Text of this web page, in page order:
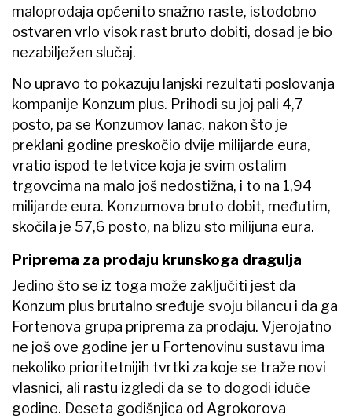
maloprodaja općenito snažno raste, istodobno
ostvaren vrlo visok rast bruto dobiti, dosad je bio
nezabilježen slučaj.
No upravo to pokazuju lanjski rezultati poslovanja
kompanije Konzum plus. Prihodi su joj pali 4,7
posto, pa se Konzumov lanac, nakon što je
preklani godine preskočio dvije milijarde eura,
vratio ispod te letvice koja je svim ostalim
trgovcima na malo još nedostižna, i to na 1,94
milijarde eura. Konzumova bruto dobit, međutim,
skočila je 57,6 posto, na blizu sto milijuna eura.
Priprema za prodaju krunskoga dragulja
Jedino što se iz toga može zaključiti jest da
Konzum plus brutalno sređuje svoju bilancu i da ga
Fortenova grupa priprema za prodaju. Vjerojatno
ne još ove godine jer u Fortenovinu sustavu ima
nekoliko prioritetnijih tvrtki za koje se traže novi
vlasnici, ali rastu izgledi da se to dogodi iduće
godine. Deseta godišnjica od Agrokorova